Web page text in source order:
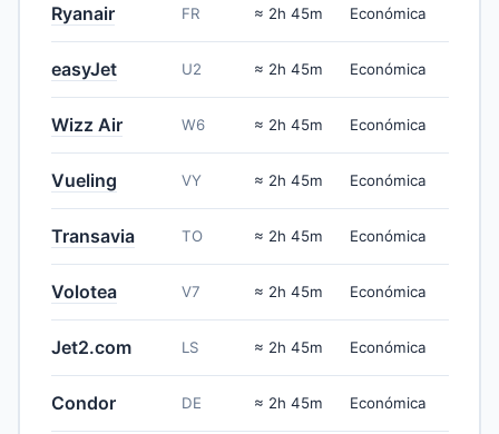
Ryanair FR ≈ 2h 45m Económica
easyJet U2 ≈ 2h 45m Económica
Wizz Air W6 ≈ 2h 45m Económica
Vueling VY ≈ 2h 45m Económica
Transavia TO ≈ 2h 45m Económica
Volotea V7 ≈ 2h 45m Económica
Jet2.com LS ≈ 2h 45m Económica
Condor DE ≈ 2h 45m Económica